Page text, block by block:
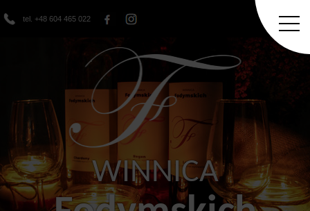
tel. +48 604 465 022
WINNICA